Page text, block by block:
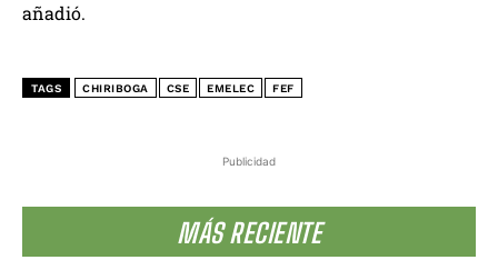
Publicidad
MÁS RECIENTE
añadió.
TAGS CHIRIBOGA CSE EMELEC FEF